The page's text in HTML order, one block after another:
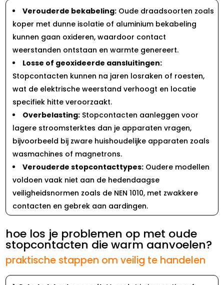
Verouderde bekabeling: Oude draadsoorten zoals
koper met dunne isolatie of aluminium bekabeling
kunnen gaan oxideren, waardoor contact
weerstanden ontstaan en warmte genereert.​
Losse of geoxideerde aansluitingen:
Stopcontacten kunnen na jaren losraken of roesten,
wat de elektrische weerstand verhoogt en locatie
specifiek hitte veroorzaakt.​
Overbelasting: Stopcontacten aanleggen voor
lagere stroomsterktes dan je apparaten vragen,
bijvoorbeeld bij zware huishoudelijke apparaten zoals
wasmachines of magnetrons.​
Verouderde stopcontacttypes: Oudere modellen
voldoen vaak niet aan de hedendaagse
veiligheidsnormen zoals de NEN 1010, met zwakkere
contacten en gebrek aan aardingen.​
hoe los je problemen op met oude
stopcontacten die warm aanvoelen?
praktische stappen om veilig te handelen